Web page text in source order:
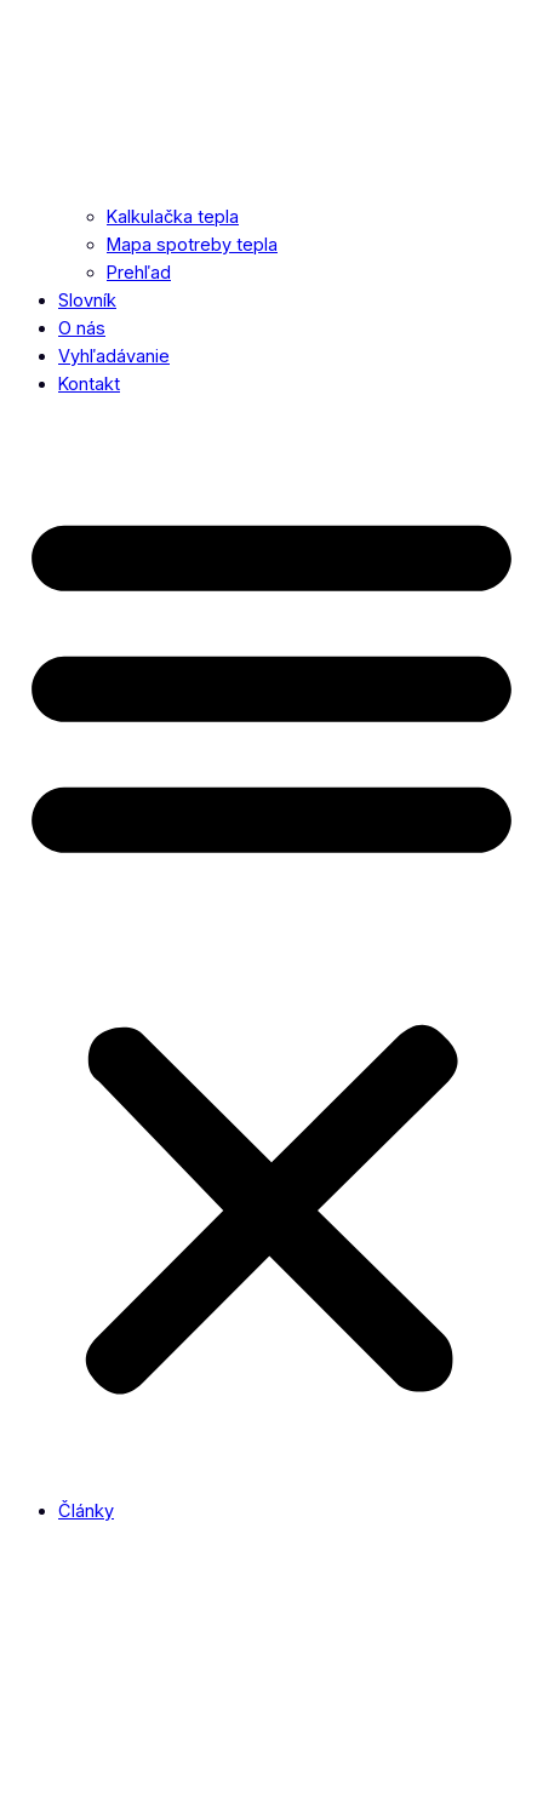
Kalkulačka tepla
Mapa spotreby tepla
Prehľad
Slovník
O nás
Vyhľadávanie
Kontakt
Články